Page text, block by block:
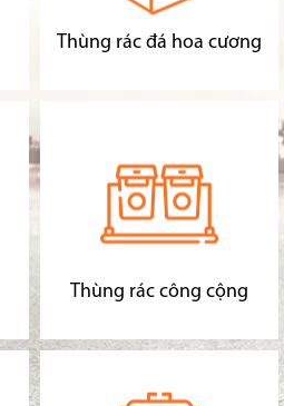
Thùng rác đá hoa cương
Thùng rác công cộng